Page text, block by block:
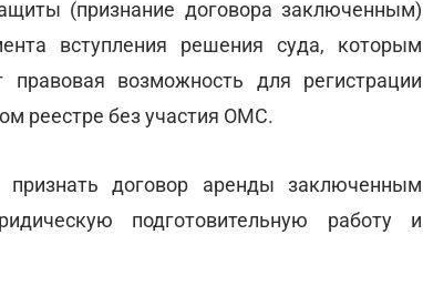
(признание договора заключенным)
вступления решения суда, которым
правовая возможность для регистрации
реестре без участия ОМС.
договор аренды заключенным
подготовительную работу и